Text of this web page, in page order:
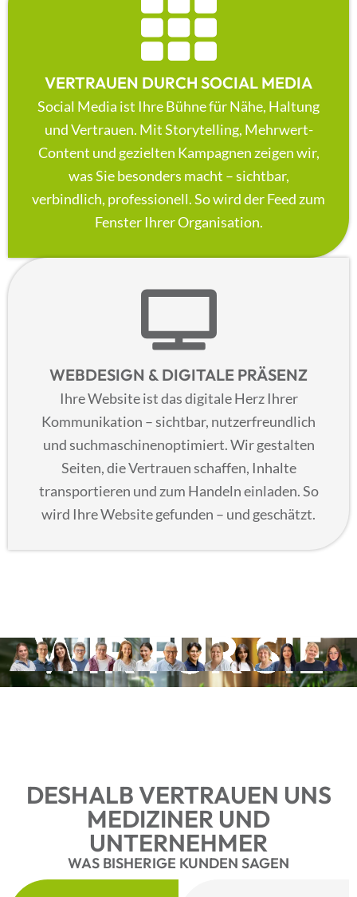
VERTRAUEN DURCH SOCIAL MEDIA
Social Media ist Ihre Bühne für Nähe, Haltung
und Vertrauen. Mit Storytelling, Mehrwert-
Content und gezielten Kampagnen zeigen wir,
was Sie besonders macht – sichtbar,
verbindlich, professionell. So wird der Feed zum
Fenster Ihrer Organisation.
WEBDESIGN & DIGITALE PRÄSENZ
Ihre Website ist das digitale Herz Ihrer
Kommunikation – sichtbar, nutzerfreundlich
und suchmaschinenoptimiert. Wir gestalten
Seiten, die Vertrauen schaffen, Inhalte
transportieren und zum Handeln einladen. So
wird Ihre Website gefunden – und geschätzt.
DESHALBVERTRAUEN UNS
MEDIZINER UND
UNTERNEHMER
WAS BISHERIGE KUNDEN SAGEN